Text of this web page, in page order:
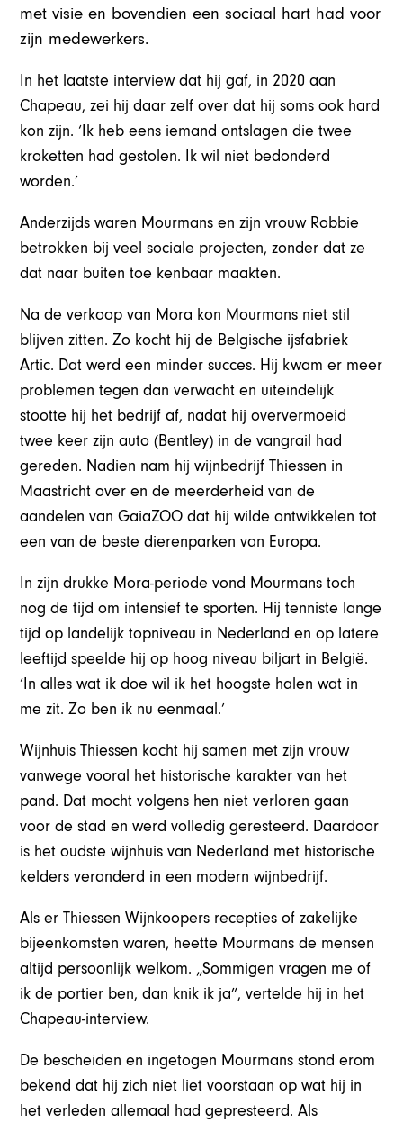
met visie en bovendien een sociaal hart had voor
zijn medewerkers.
In het laatste interview dat hij gaf, in 2020 aan
Chapeau, zei hij daar zelf over dat hij soms ook hard
kon zijn. ‘Ik heb eens iemand ontslagen die twee
kroketten had gestolen. Ik wil niet bedonderd
worden.’
Anderzijds waren Mourmans en zijn vrouw Robbie
betrokken bij veel sociale projecten, zonder dat ze
dat naar buiten toe kenbaar maakten.
Na de verkoop van Mora kon Mourmans niet stil
blijven zitten. Zo kocht hij de Belgische ijsfabriek
Artic. Dat werd een minder succes. Hij kwam er meer
problemen tegen dan verwacht en uiteindelijk
stootte hij het bedrijf af, nadat hij oververmoeid
twee keer zijn auto (Bentley) in de vangrail had
gereden. Nadien nam hij wijnbedrijf Thiessen in
Maastricht over en de meerderheid van de
aandelen van GaiaZOO dat hij wilde ontwikkelen tot
een van de beste dierenparken van Europa.
In zijn drukke Mora-periode vond Mourmans toch
nog de tijd om intensief te sporten. Hij tenniste lange
tijd op landelijk topniveau in Nederland en op latere
leeftijd speelde hij op hoog niveau biljart in België.
‘In alles wat ik doe wil ik het hoogste halen wat in
me zit. Zo ben ik nu eenmaal.’
Wijnhuis Thiessen kocht hij samen met zijn vrouw
vanwege vooral het historische karakter van het
pand. Dat mocht volgens hen niet verloren gaan
voor de stad en werd volledig geresteerd. Daardoor
is het oudste wijnhuis van Nederland met historische
kelders veranderd in een modern wijnbedrijf.
Als er Thiessen Wijnkoopers recepties of zakelijke
bijeenkomsten waren, heette Mourmans de mensen
altijd persoonlijk welkom. „Sommigen vragen me of
ik de portier ben, dan knik ik ja”, vertelde hij in het
Chapeau-interview.
De bescheiden en ingetogen Mourmans stond erom
bekend dat hij zich niet liet voorstaan op wat hij in
het verleden allemaal had gepresteerd. Als